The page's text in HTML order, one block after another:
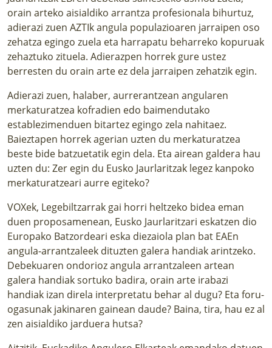
orain arteko aisialdiko arrantza profesionala bihurtuz,
adierazi zuen AZTIk angula populazioaren jarraipen oso
zehatza egingo zuela eta harrapatu beharreko kopuruak
zehaztuko zituela. Adierazpen horrek gure ustez
berresten du orain arte ez dela jarraipen zehatzik egin.
Adierazi zuen, halaber, aurrerantzean angularen
merkaturatzea kofradien edo baimendutako
establezimenduen bitartez egingo zela nahitaez.
Baieztapen horrek agerian uzten du merkaturatzea
beste bide batzuetatik egin dela. Eta airean galdera hau
uzten du: Zer egin du Eusko Jaurlaritzak legez kanpoko
merkaturatzeari aurre egiteko?
VOXek, Legebiltzarrak gai horri heltzeko bidea eman
duen proposamenean, Eusko Jaurlaritzari eskatzen dio
Europako Batzordeari eska diezaiola plan bat EAEn
angula-arrantzaleek dituzten galera handiak arintzeko.
Debekuaren ondorioz angula arrantzaleen artean
galera handiak sortuko badira, orain arte irabazi
handiak izan direla interpretatu behar al dugu? Eta foru-
ogasunak jakinaren gainean daude? Baina, tira, hau ez al
zen aisialdiko jarduera hutsa?